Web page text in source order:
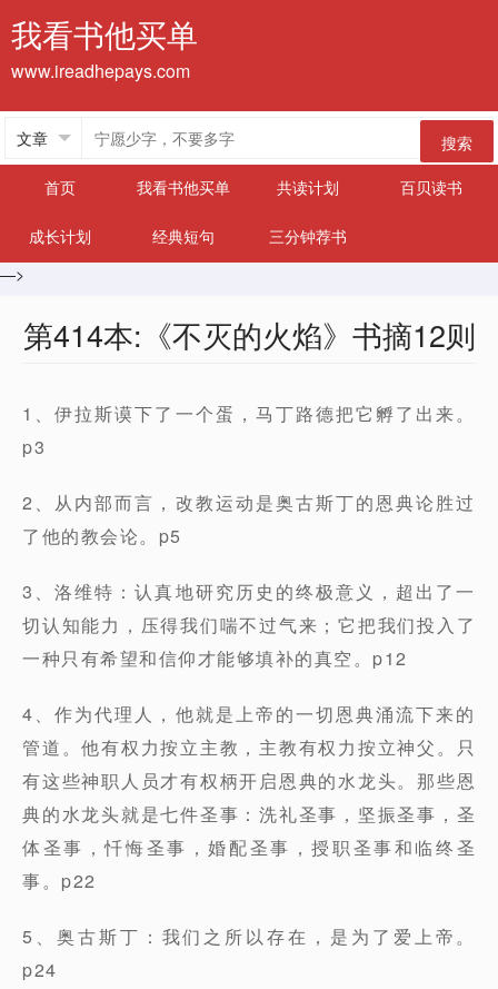
我看书他买单
www.ireadhepays.com
搜索
首页
我看书他买单 共读计划 百贝读书
成长计划 经典短句
三分钟荐书
—>
第414本:《不灭的火焰》书摘12则
1、伊拉斯谟下了一个蛋，马丁路德把它孵了出来。
p3
2、从内部而言，改教运动是奥古斯丁的恩典论胜过
了他的教会论。p5
3、洛维特：认真地研究历史的终极意义，超出了一
切认知能力，压得我们喘不过气来；它把我们投入了
一种只有希望和信仰才能够填补的真空。p12
4、作为代理人，他就是上帝的一切恩典涌流下来的
管道。他有权力按立主教，主教有权力按立神父。只
有这些神职人员才有权柄开启恩典的水龙头。那些恩
典的水龙头就是七件圣事：洗礼圣事，坚振圣事，圣
体圣事，忏悔圣事，婚配圣事，授职圣事和临终圣
事。p22
5、奥古斯丁：我们之所以存在，是为了爱上帝。
p24